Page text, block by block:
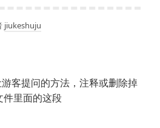
jiukeshuju
客提问的方法，注释或删除掉
里面的这段